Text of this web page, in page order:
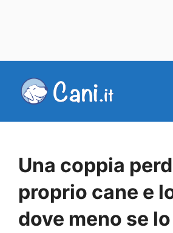
Una coppia
proprio cane e
dove meno se lo